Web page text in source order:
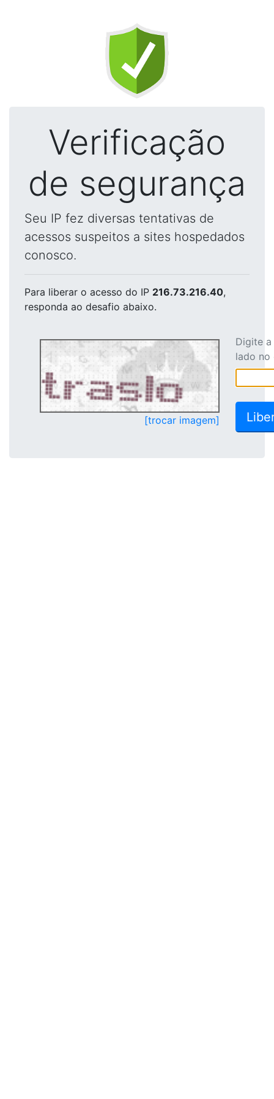
Verificação
de segurança
Seu IP fez diversas tentativas de
acessos suspeitos a sites hospedados
conosco.
Para liberar o acesso do IP 216.73.216.40,
responda ao desafio abaixo.
[trocar imagem]
Digite
lado no